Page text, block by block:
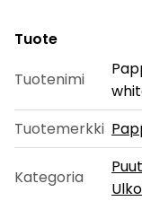
Tuote
Tuotenimi
Tuotemerkki
Kategoria